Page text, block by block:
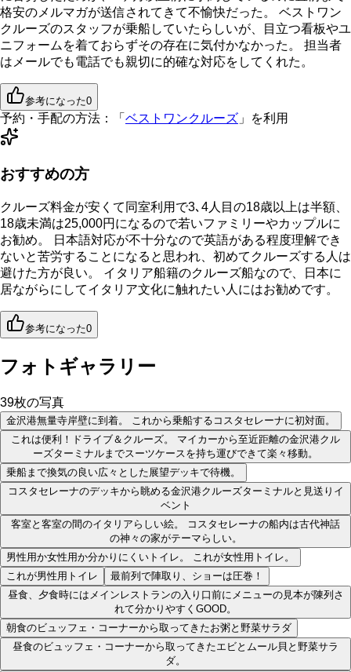
格安のメルマガが送信されてきて不愉快だった。 ベストワン
クルーズのスタッフが乗船していたらしいが、目立つ看板やユ
ニフォームを着ておらずその存在に気付かなかった。 担当者
はメールでも電話でも親切に的確な対応をしてくれた。
参考になった0
予約・手配の方法： 「 ベストワンクルーズ 」を利用
おすすめの方
クルーズ料金が安くて同室利用で3､4人目の18歳以上は半額、
18歳未満は25,000円になるので若いファミリーやカップルに
お勧め。 日本語対応が不十分なので英語がある程度理解でき
ないと苦労することになると思われ、初めてクルーズする人は
避けた方が良い。 イタリア船籍のクルーズ船なので、日本に
居ながらにしてイタリア文化に触れたい人にはお勧めです。
参考になった0
フォトギャラリー
39枚の写真
金沢港無量寺岸壁に到着。 これから乗船するコスタセレーナに初対面。
これは便利！ドライブ＆クルーズ。 マイカーから至近距離の金沢港クル
ーズターミナルまでスーツケースを持ち運びできて楽々移動。
乗船まで換気の良い広々とした展望デッキで待機。
コスタセレーナのデッキから眺める金沢港クルーズターミナルと見送りイ
ベント
客室と客室の間のイタリアらしい絵。 コスタセレーナの船内は古代神話
の神々の家がテーマらしい。
男性用か女性用か分かりにくいトイレ。 これが女性用トイレ。
これが男性用トイレ
最前列で陣取り、ショーは圧巻！
昼食、夕食時にはメインレストランの入り口前にメニューの見本が陳列さ
れて分かりやすくGOOD。
朝食のビュッフェ・コーナーから取ってきたお粥と野菜サラダ
昼食のビュッフェ・コーナーから取ってきたエビとムール貝と野菜サラ
ダ。